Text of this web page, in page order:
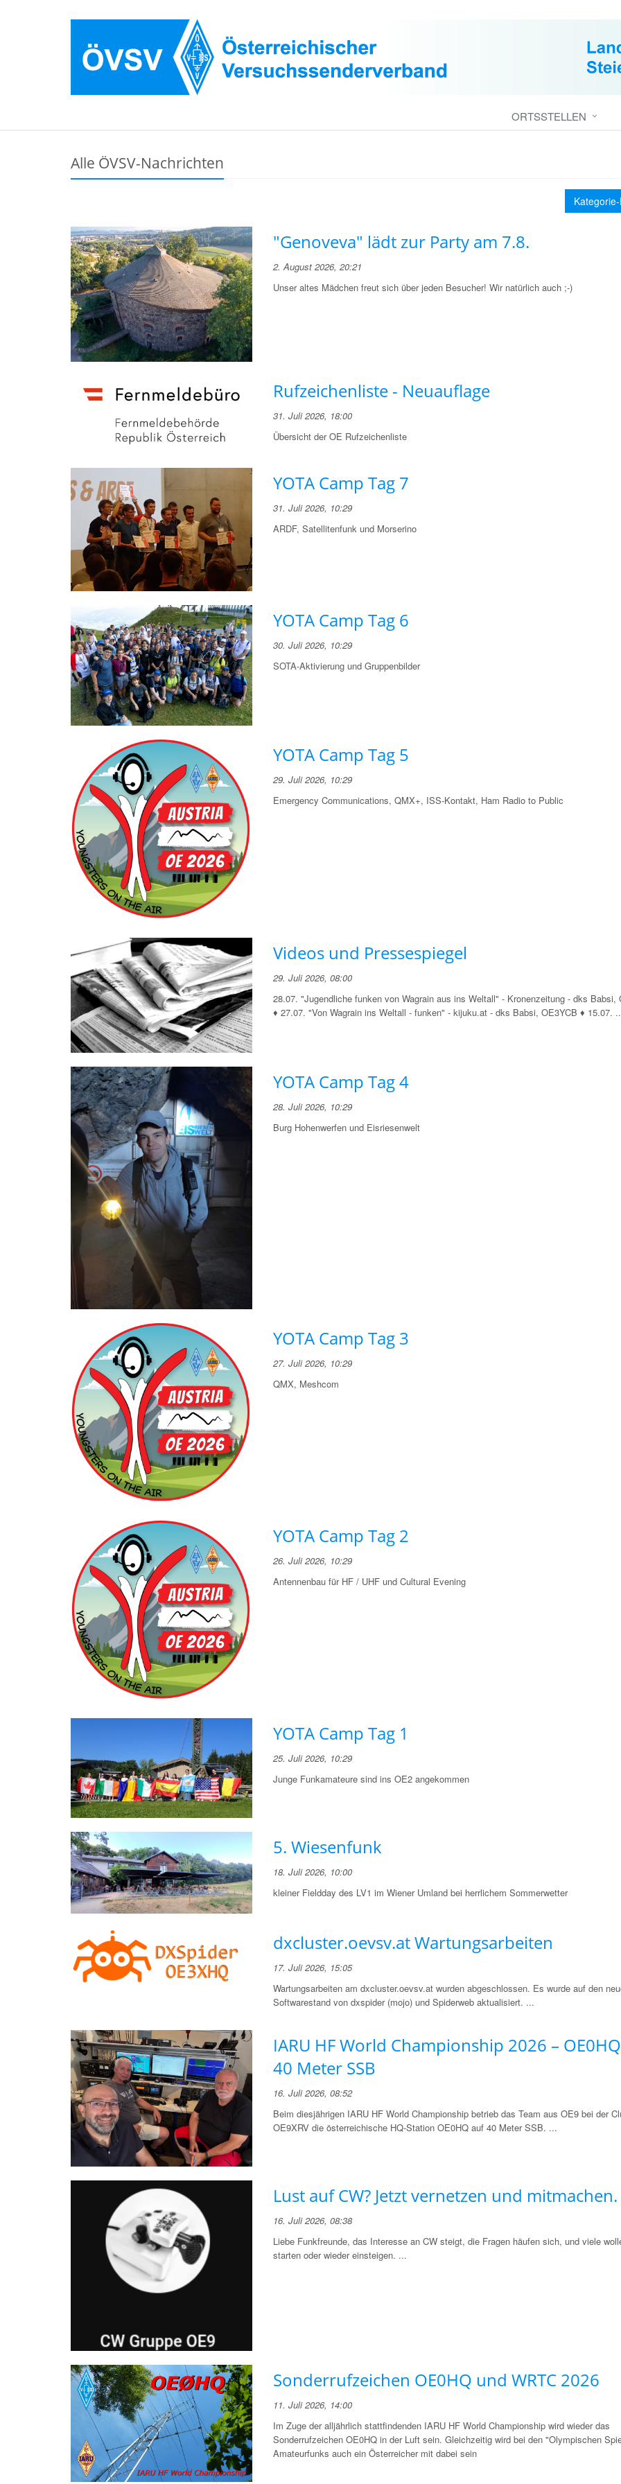
ORTSSTELLEN
Alle ÖVSV-Nachrichten
"Genoveva" lädt zur Party am 7.8.
2. August 2026, 20:21
Unser altes Mädchen freut sich über jeden Besucher! Wir natürlich auch ;-)
Rufzeichenliste - Neuauflage
31. Juli 2026, 18:00
Übersicht der OE Rufzeichenliste
YOTA Camp Tag 7
31. Juli 2026, 10:29
ARDF, Satellitenfunk und Morserino
YOTA Camp Tag 6
30. Juli 2026, 10:29
SOTA-Aktivierung und Gruppenbilder
YOTA Camp Tag 5
29. Juli 2026, 10:29
Emergency Communications, QMX+, ISS-Kontakt, Ham Radio to Public
Videos und Pressespiegel
29. Juli 2026, 08:00
28.07. "Jugendliche funken von Wagrain aus ins Weltall" - Kronenzeitung - dks Babsi,
♦ 27.07. "Von Wagrain ins Weltall - funken" - kijuku.at - dks Babsi, OE3YCB ♦ 15.07.
YOTA Camp Tag 4
28. Juli 2026, 10:29
Burg Hohenwerfen und Eisriesenwelt
YOTA Camp Tag 3
27. Juli 2026, 10:29
QMX, Meshcom
YOTA Camp Tag 2
26. Juli 2026, 10:29
Antennenbau für HF / UHF und Cultural Evening
YOTA Camp Tag 1
25. Juli 2026, 10:29
Junge Funkamateure sind ins OE2 angekommen
5. Wiesenfunk
18. Juli 2026, 10:00
kleiner Fieldday des LV1 im Wiener Umland bei herrlichem Sommerwetter
dxcluster.oevsv.at Wartungsarbeiten
17. Juli 2026, 15:05
Wartungsarbeiten am dxcluster.oevsv.at wurden abgeschlossen. Es wurde auf den
Softwarestand von dxspider (mojo) und Spiderweb aktualisiert. ...
IARU HF World Championship 2026 –
40 Meter SSB
16. Juli 2026, 08:52
Beim diesjährigen IARU HF World Championship betrieb das Team aus OE9 bei der
OE9XRV die österreichische HQ-Station OE0HQ auf 40 Meter SSB. ...
Lust auf CW? Jetzt vernetzen und mitmachen.
16. Juli 2026, 08:38
Liebe Funkfreunde, das Interesse an CW steigt, die Fragen häufen sich, und viele
starten oder wieder einsteigen. ...
Sonderrufzeichen OE0HQ und WRTC 2026
11. Juli 2026, 14:00
Im Zuge der alljährlich stattfindenden IARU HF World Championship wird wieder das
Sonderrufzeichen OE0HQ in der Luft sein. Gleichzeitig wird bei den "Olympischen
Amateurfunks auch ein Österreicher mit dabei sein